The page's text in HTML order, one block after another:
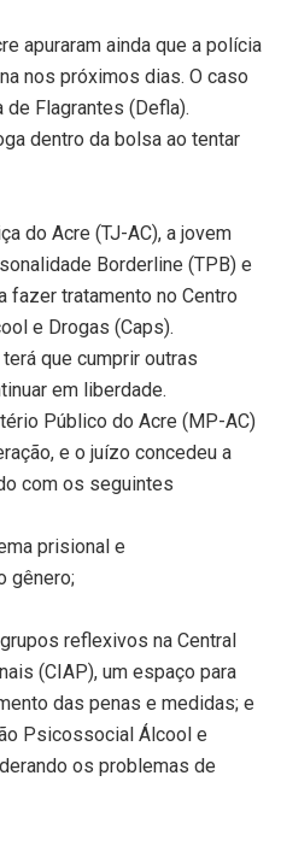
apuraram ainda que a polícia
nos próximos dias. O caso
Flagrantes (Defla).
dentro da bolsa ao tentar
do Acre (TJ-AC), a jovem
Borderline (TPB) e
fazer tratamento no Centro
e Drogas (Caps).
que cumprir outras
em liberdade.
Público do Acre (MP-AC)
e o juízo concedeu a
com os seguintes
prisional e
gênero;
reflexivos na Central
(CIAP), um espaço para
das penas e medidas; e
Psicossocial Álcool e
os problemas de